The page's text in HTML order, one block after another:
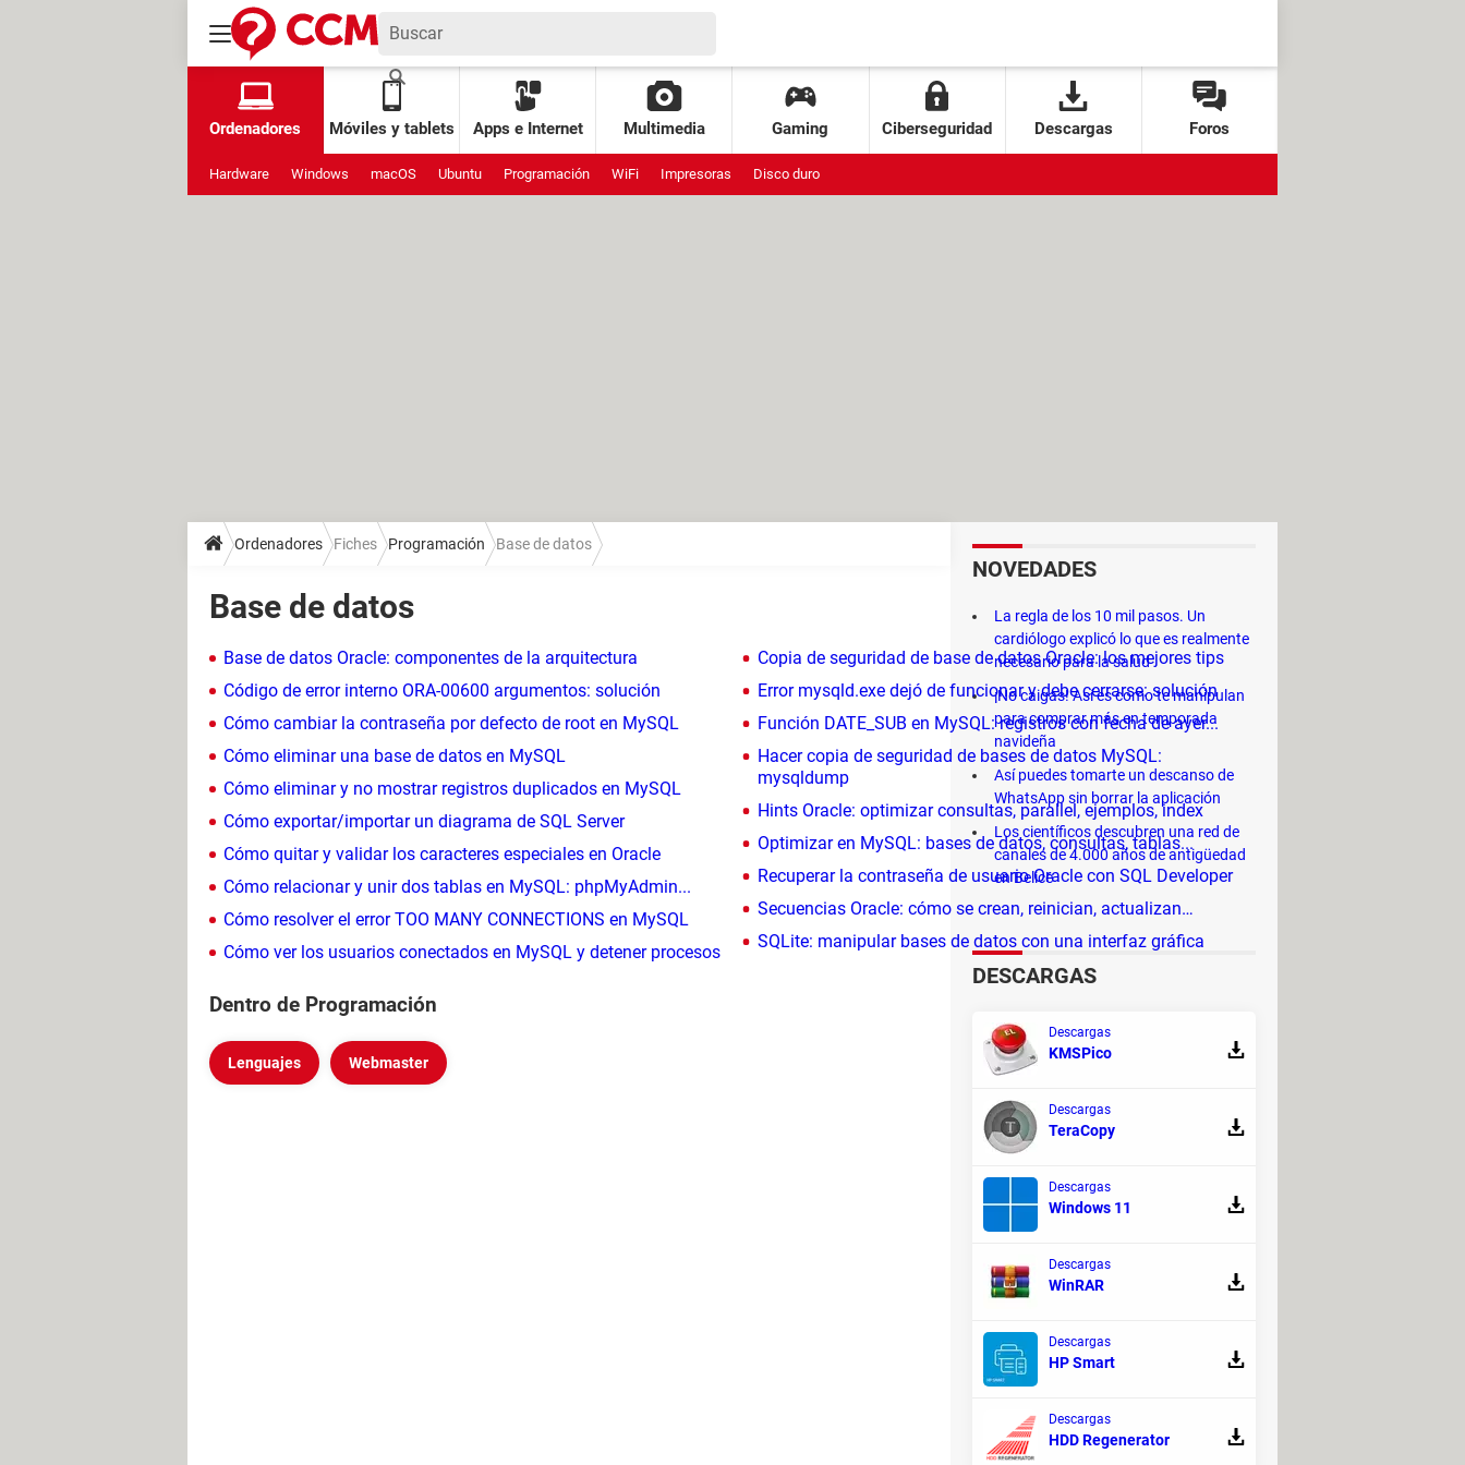
Ordenadores Móviles y tablets Apps e Internet Multimedia Gaming Ciberseguridad Descargas Foros
Hardware Windows macOS Ubuntu Programación WiFi Impresoras Disco duro
Ordenadores Fiches Programación Base de datos
Base de datos
Base de datos Oracle: componentes de la arquitectura
Código de error interno ORA-00600 argumentos: solución
Cómo cambiar la contraseña por defecto de root en MySQL
Cómo eliminar una base de datos en MySQL
Cómo eliminar y no mostrar registros duplicados en MySQL
Cómo exportar/importar un diagrama de SQL Server
Cómo quitar y validar los caracteres especiales en Oracle
Cómo relacionar y unir dos tablas en MySQL: phpMyAdmin...
Cómo resolver el error TOO MANY CONNECTIONS en MySQL
Cómo ver los usuarios conectados en MySQL y detener procesos
Copia de seguridad de base de datos Oracle: los mejores tips
Error mysqld.exe dejó de funcionar y debe cerrarse: solución
Función DATE_SUB en MySQL: registros con fecha de ayer...
Hacer copia de seguridad de bases de datos MySQL:
mysqldump
Hints Oracle: optimizar consultas, parallel, ejemplos, index
Optimizar en MySQL: bases de datos, consultas, tablas...
Recuperar la contraseña de usuario Oracle con SQL Developer
Secuencias Oracle: cómo se crean, reinician, actualizan…
SQLite: manipular bases de datos con una interfaz gráfica
Dentro de Programación
Lenguajes Webmaster
NOVEDADES
La regla de los 10 mil pasos. Un
cardiólogo explicó lo que es realmente
necesario para la salud
¡No caigas! Así es como te manipulan
para comprar más en temporada
navideña
Así puedes tomarte un descanso de
WhatsApp sin borrar la aplicación
Los científicos descubren una red de
canales de 4.000 años de antigüedad
en Belice
DESCARGAS
Descargas
KMSPico
Descargas
TeraCopy
Descargas
Windows 11
Descargas
WinRAR
Descargas
HP Smart
Descargas
HDD Regenerator